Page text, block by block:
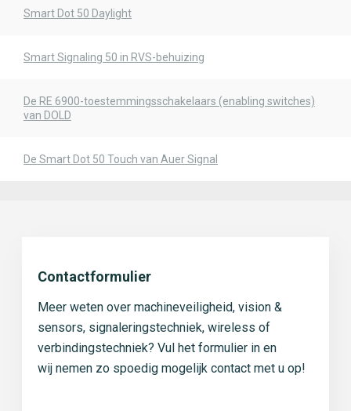
Smart Dot 50 Daylight
Smart Signaling 50 in RVS-behuizing
De RE 6900-toestemmingsschakelaars (enabling switches)
van DOLD
De Smart Dot 50 Touch van Auer Signal
Contactformulier
Meer weten over machineveiligheid, vision &
sensors, signaleringstechniek, wireless of
verbindingstechniek? Vul het formulier in en
wij nemen zo spoedig mogelijk contact met u op!